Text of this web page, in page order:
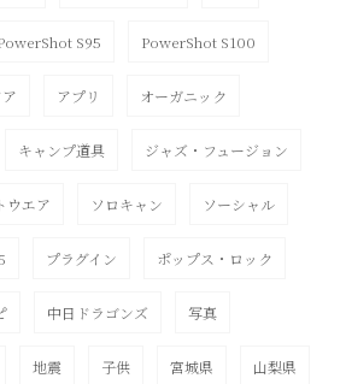
S95 PowerShot S100
アプリ オーガニック
キャンプ道具 ジャズ・フュージョン
ウエア ソロキャン ソーシャル
プラグイン ポップス・ロック
中日ドラゴンズ 写真
地震 子供 宮城県 山梨県